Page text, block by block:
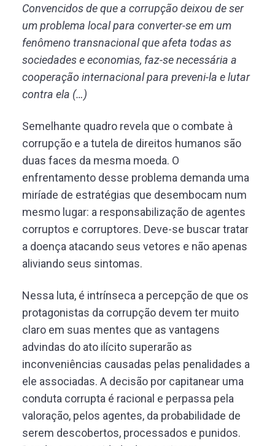
Convencidos de que a corrupção deixou de ser
um problema local para converter-se em um
fenômeno transnacional que afeta todas as
sociedades e economias, faz-se necessária a
cooperação internacional para preveni-la e lutar
contra ela (…)
Semelhante quadro revela que o combate à
corrupção e a tutela de direitos humanos são
duas faces da mesma moeda. O
enfrentamento desse problema demanda uma
miríade de estratégias que desembocam num
mesmo lugar: a responsabilização de agentes
corruptos e corruptores. Deve-se buscar tratar
a doença atacando seus vetores e não apenas
aliviando seus sintomas.
Nessa luta, é intrínseca a percepção de que os
protagonistas da corrupção devem ter muito
claro em suas mentes que as vantagens
advindas do ato ilícito superarão as
inconveniências causadas pelas penalidades a
ele associadas. A decisão por capitanear uma
conduta corrupta é racional e perpassa pela
valoração, pelos agentes, da probabilidade de
serem descobertos, processados e punidos.